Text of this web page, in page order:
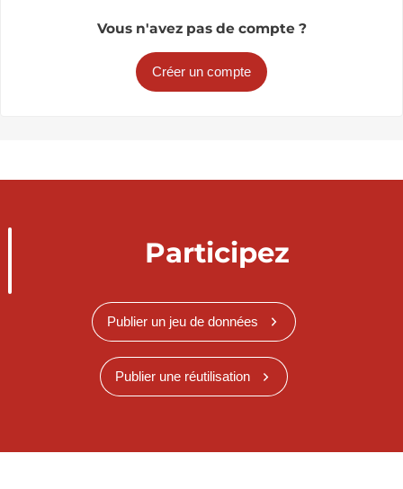
Vous n'avez pas de compte ?
Créer un compte
Participez
Publier un jeu de données
Publier une réutilisation